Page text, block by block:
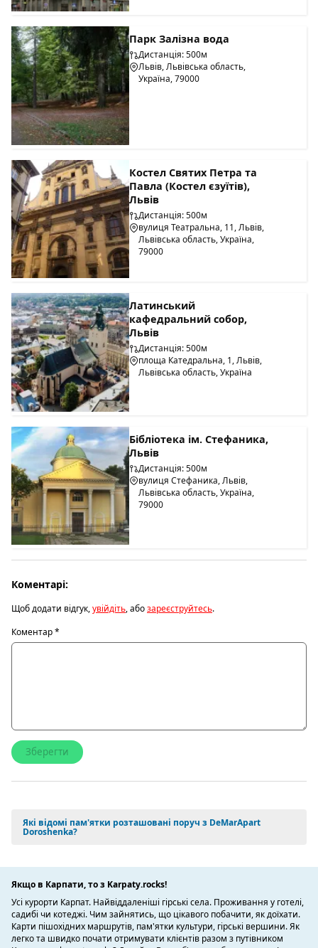
Парк Залізна вода
Дистанція: 500м
Львів, Львівська область,
Україна, 79000
Костел Святих Петра та
Павла (Костел єзуїтів),
Львів
Дистанція: 500м
вулиця Театральна, 11, Львів,
Львівська область, Україна,
79000
Латинський
кафедральний собор,
Львів
Дистанція: 500м
площа Катедральна, 1, Львів,
Львівська область, Україна
Бібліотека ім. Стефаника,
Львів
Дистанція: 500м
вулиця Стефаника, Львів,
Львівська область, Україна,
79000
Коментарі:
Щоб додати відгук,увійдіть, абозареєструйтесь.
Коментар*
Які відомі пам'ятки розташовані поруч з DeMarApart
Doroshenka?
Якщо в Карпати, то з Karpaty.rocks!
Усі курорти Карпат. Найвіддаленіші гірські села. Проживання у готелі,
садибі чи котеджі. Чим зайнятись, що цікавого побачити, як доїхати.
Карти пішохідних маршрутів, пам'ятки культури, гірські вершини. Як
легко та швидко почати отримувати клієнтів разом з путівником